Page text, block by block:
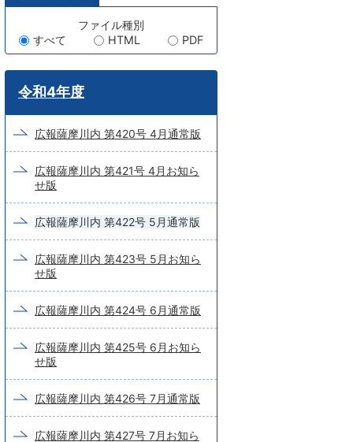
ー
ワ
ー
ド
検
索
ファイル種別
すべて
HTML PDF
令和4年度
広報薩摩川内 第420号 4月通常版
広報薩摩川内 第421号 4月お知ら
せ版
広報薩摩川内 第422号 5月通常版
広報薩摩川内 第423号 5月お知ら
せ版
広報薩摩川内 第424号 6月通常版
広報薩摩川内 第425号 6月お知ら
せ版
広報薩摩川内 第426号 7月通常版
広報薩摩川内 第427号 7月お知ら